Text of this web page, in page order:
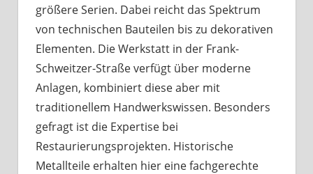
größere Serien. Dabei reicht das Spektrum
von technischen Bauteilen bis zu dekorativen
Elementen. Die Werkstatt in der Frank-
Schweitzer-Straße verfügt über moderne
Anlagen, kombiniert diese aber mit
traditionellem Handwerkswissen. Besonders
gefragt ist die Expertise bei
Restaurierungsprojekten. Historische
Metallteile erhalten hier eine fachgerechte